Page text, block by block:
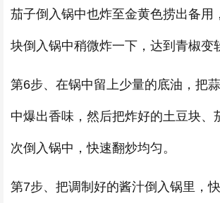
茄子倒入锅中也炸至金黄色捞出备用
块倒入锅中稍微炸一下，达到青椒变
第6步、在锅中留上少量的底油，把
中爆出香味，然后把炸好的土豆块、
次倒入锅中，快速翻炒均匀。
第7步、把调制好的酱汁倒入锅里，